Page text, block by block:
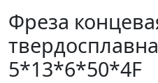
Фреза
5*13*6*50*4F